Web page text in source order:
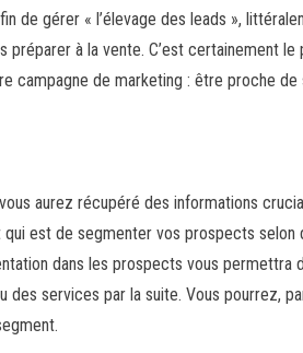
de gérer « l’élevage des leads »,
à la vente. C’est certainement le
campagne de marketing : être proche de
aurez récupéré des informations
qui est de segmenter vos prospects selon
dans les prospects vous permettra
services par la suite. Vous pourrez,